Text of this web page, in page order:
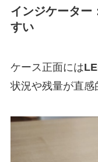
インジケーター
すい
ケース正面には
状況や残量が直感